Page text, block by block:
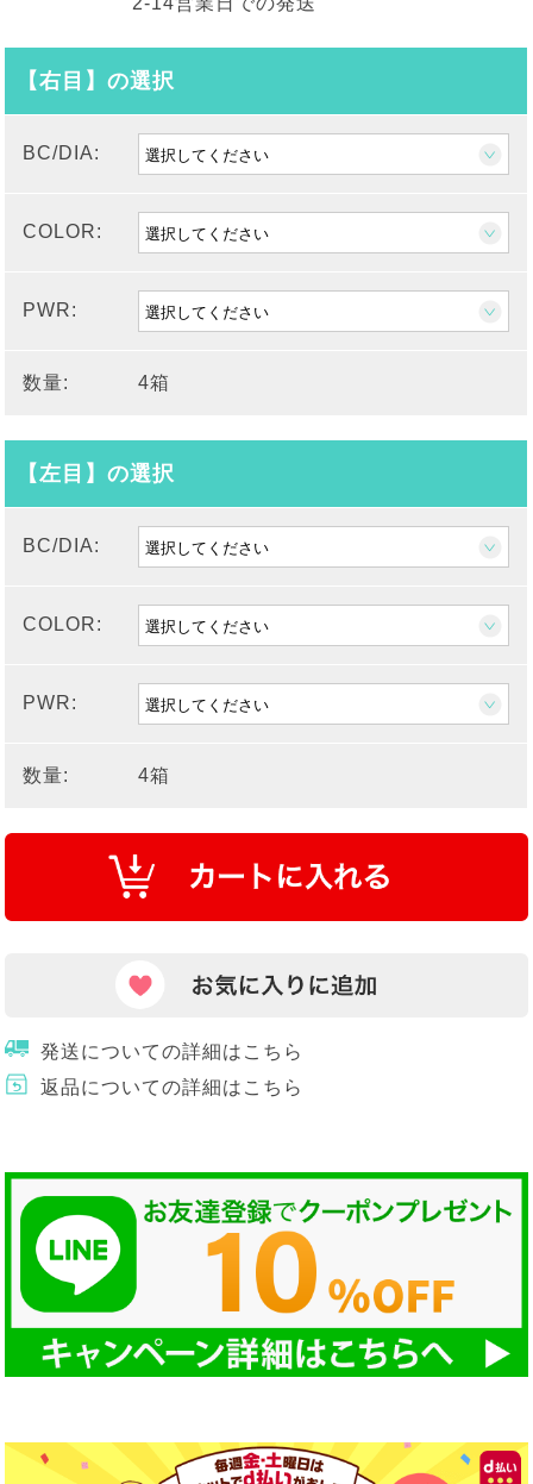
【右目】の選択
BC/DIA:
COLOR:
PWR:
数量: 4箱
【左目】の選択
BC/DIA:
COLOR:
PWR:
数量: 4箱
発送についての詳細はこちら
返品についての詳細はこちら